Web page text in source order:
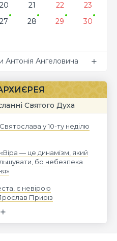
20 21 22
23
27 28 29
30
Ангеловича
Святого Духа
у 10-ту неділю
— це динамізм, який
бо небезпека
є невірою
Приріз